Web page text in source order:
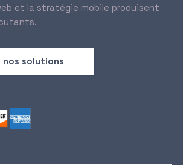
et la stratégie mobile produisent
nos solutions